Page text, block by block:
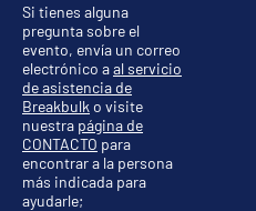
Si tienes alguna
pregunta sobre el
evento, envía un correo
electrónico aal servicio
de asistencia de
Breakbulk o visite
nuestra página de
CONTACTO para
encontrar a la persona
más indicada para
ayudarle;